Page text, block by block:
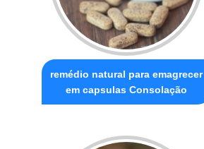
remédio natural para emagrecer
em capsulas Consolação